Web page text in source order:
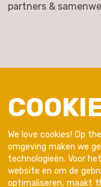
We love cookies! Op
omgeving maken we
technologieën. Voor
website en om de
optimaliseren, maakt
partners &